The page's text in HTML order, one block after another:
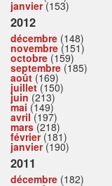
janvier(153)
2012
décembre (148)
novembre (151)
octobre (159)
septembre (185)
août (169)
juillet(150)
juin (213)
mai (149)
avril(197)
mars(218)
février(181)
janvier(190)
2011
décembre (182)